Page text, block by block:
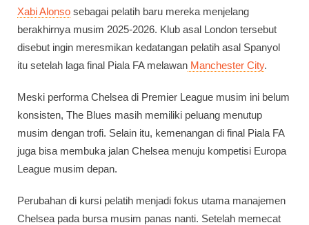
Xabi Alonso sebagai pelatih baru mereka menjelang
berakhirnya musim 2025-2026. Klub asal London tersebut
disebut ingin meresmikan kedatangan pelatih asal Spanyol
itu setelah laga final Piala FA melawan Manchester City.
Meski performa Chelsea di Premier League musim ini belum
konsisten, The Blues masih memiliki peluang menutup
musim dengan trofi. Selain itu, kemenangan di final Piala FA
juga bisa membuka jalan Chelsea menuju kompetisi Europa
League musim depan.
Perubahan di kursi pelatih menjadi fokus utama manajemen
Chelsea pada bursa musim panas nanti. Setelah memecat